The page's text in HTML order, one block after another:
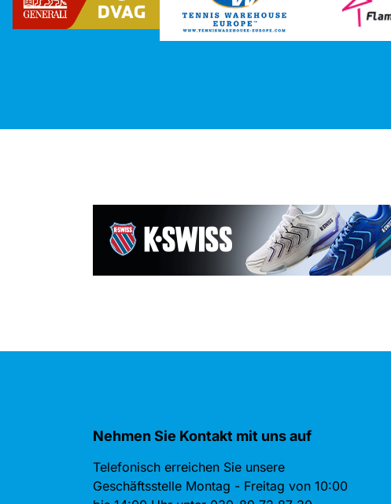
Nehmen Sie Kontakt mit uns auf
Telefonisch erreichen Sie unsere
Geschäftsstelle Montag - Freitag von 10:00